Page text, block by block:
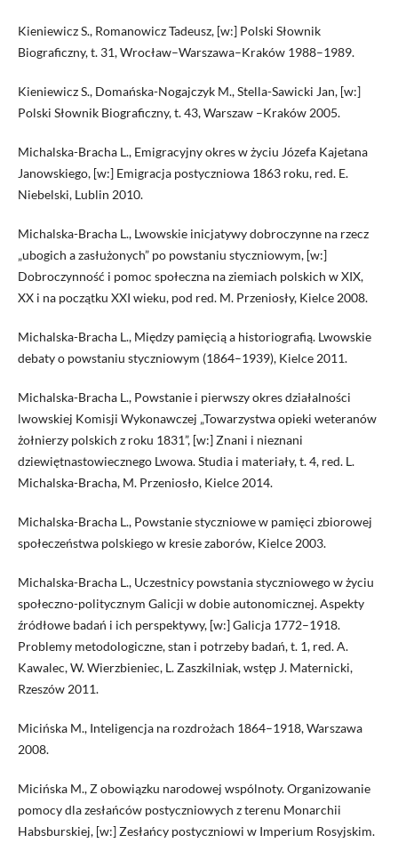
Kieniewicz S., Romanowicz Tadeusz, [w:] Polski Słownik
Biograficzny, t. 31, Wrocław–Warszawa–Kraków 1988–1989.
Kieniewicz S., Domańska-Nogajczyk M., Stella-Sawicki Jan, [w:]
Polski Słownik Biograficzny, t. 43, Warszaw –Kraków 2005.
Michalska-Bracha L., Emigracyjny okres w życiu Józefa Kajetana
Janowskiego, [w:] Emigracja postyczniowa 1863 roku, red. E.
Niebelski, Lublin 2010.
Michalska-Bracha L., Lwowskie inicjatywy dobroczynne na rzecz
„ubogich a zasłużonych” po powstaniu styczniowym, [w:]
Dobroczynność i pomoc społeczna na ziemiach polskich w XIX,
XX i na początku XXI wieku, pod red. M. Przeniosły, Kielce 2008.
Michalska-Bracha L., Między pamięcią a historiografią. Lwowskie
debaty o powstaniu styczniowym (1864–1939), Kielce 2011.
Michalska-Bracha L., Powstanie i pierwszy okres działalności
lwowskiej Komisji Wykonawczej „Towarzystwa opieki weteranów
żołnierzy polskich z roku 1831”, [w:] Znani i nieznani
dziewiętnastowiecznego Lwowa. Studia i materiały, t. 4, red. L.
Michalska-Bracha, M. Przeniosło, Kielce 2014.
Michalska-Bracha L., Powstanie styczniowe w pamięci zbiorowej
społeczeństwa polskiego w kresie zaborów, Kielce 2003.
Michalska-Bracha L., Uczestnicy powstania styczniowego w życiu
społeczno-politycznym Galicji w dobie autonomicznej. Aspekty
źródłowe badań i ich perspektywy, [w:] Galicja 1772–1918.
Problemy metodologiczne, stan i potrzeby badań, t. 1, red. A.
Kawalec, W. Wierzbieniec, L. Zaszkilniak, wstęp J. Maternicki,
Rzeszów 2011.
Micińska M., Inteligencja na rozdrożach 1864–1918, Warszawa
2008.
Micińska M., Z obowiązku narodowej wspólnoty. Organizowanie
pomocy dla zesłańców postyczniowych z terenu Monarchii
Habsburskiej, [w:] Zesłańcy postyczniowi w Imperium Rosyjskim.